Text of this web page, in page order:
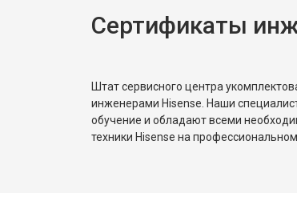
Замена реле
Сертификаты
Штат сервисного центра
инженерами Hisense. Наши
обучение и обладают всеми
техники Hisense на профессиональном